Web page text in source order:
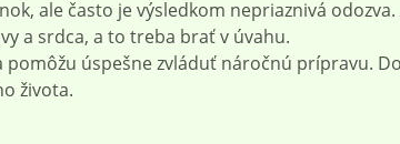
ale často je výsledkom nepriaznivá
a srdca, a to treba brať v úvahu.
pomôžu úspešne zvláduť náročnú prípravu.
života.